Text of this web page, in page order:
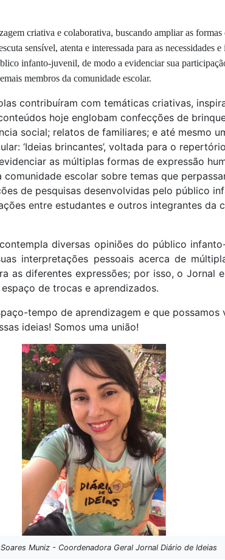
criativa e colaborativa, buscando ampliar as formas
sensível, atenta e interessada para as necessidades
infanto-juvenil, de modo a evidenciar sua
membros da comunidade escolar.
contribuíram com temáticas criativas,
hoje englobam confecções de
social; relatos de familiares; e até mesmo
‘Ideias brincantes’, voltada para o
as múltiplas formas de expressão
comunidade escolar sobre temas que
de pesquisas desenvolvidas pelo público
entre estudantes e outros integrantes
diversas opiniões do público
interpretações pessoais acerca de
as diferentes expressões; por isso, o Jornal
espaço de trocas e aprendizados.
tempo de aprendizagem e que
ideias! Somos uma união!
Muniz - Coordenadora Geral Jornal Diário de Ideias